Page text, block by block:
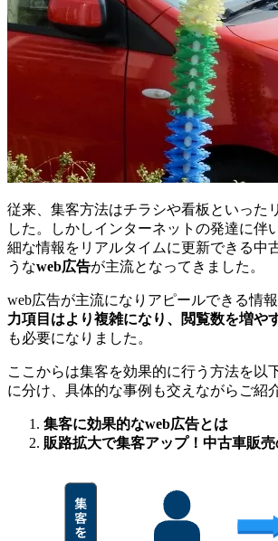
従来、集客方法はチラシや看板といった
した。しかしインターネットの発達に伴
細な情報をリアルタイムに更新できる中
うなweb広告が主流となってきました。
web広告が主流になりアピールできる情報
力項目はより複雑になり、閲覧数を増や
も必要になりました。
ここからは集客を効果的に行う方法を以
に分け、具体的な事例も交えながらご紹
集客に効果的なweb広告とは
販路拡大で集客アップ！中古車販